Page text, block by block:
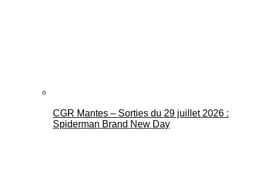
CGR Mantes – Sorties du 29 juillet 2026 :
Spiderman Brand New Day